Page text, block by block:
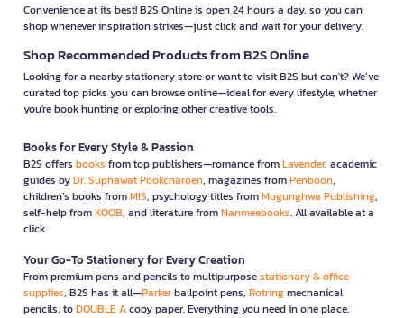
Convenience at its best! B2S Online is open 24 hours a day, so you can
shop whenever inspiration strikes—just click and wait for your delivery.
Shop Recommended Products from B2S Online
Looking for a nearby stationery store or want to visit B2S but can't? We’ve
curated top picks you can browse online—ideal for every lifestyle, whether
you're book hunting or exploring other creative tools.
Books for Every Style & Passion
B2S offers books from top publishers—romance fromLavender, academic
guides byDr. Suphawat Pookcharoen, magazines fromPenboon,
children’s books fromMIS, psychology titles fromMugunghwa Publishing,
self-help fromKOOB, and literature fromNanmeebooks. All available at a
click.
Your Go-To Stationery for Every Creation
From premium pens and pencils to multipurposestationary & office
supplies, B2S has it all—Parkerballpoint pens, Rotringmechanical
pencils, toDOUBLE Acopy paper. Everything you need in one place.